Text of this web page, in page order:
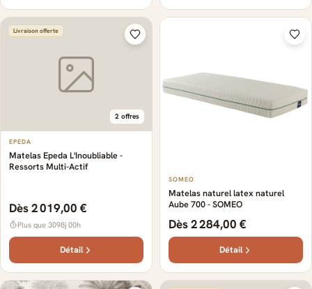
Livraison offerte
2 offres
EPEDA
Matelas Epeda L'Inoubliable -
Ressorts Multi-Actif
Dès 2 019,00 €
Plus que 3098j 00h
Détail
SOMEO
Matelas naturel latex naturel
Aube 700 - SOMEO
Dès 2 284,00 €
Détail